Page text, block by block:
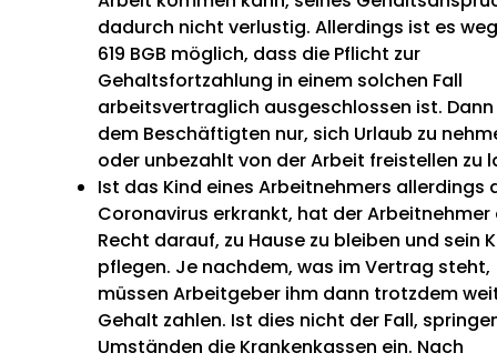
dadurch nicht verlustig. Allerdings ist es
619 BGB möglich, dass die Pflicht zur
Gehaltsfortzahlung in einem solchen Fall
arbeitsvertraglich ausgeschlossen ist.
dem Beschäftigten nur, sich Urlaub zu
oder unbezahlt von der Arbeit freistellen zu
Ist das Kind eines Arbeitnehmers allerdings
Coronavirus erkrankt, hat der Arbeitnehmer
Recht darauf, zu Hause zu bleiben und sein
pflegen. Je nachdem, was im Vertrag steht,
müssen Arbeitgeber ihm dann trotzdem
Gehalt zahlen. Ist dies nicht der Fall,
Umständen die Krankenkassen ein. Nach